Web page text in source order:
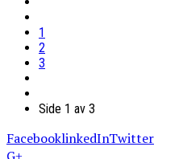
1
2
3
Side 1 av 3
FacebooklinkedInTwitter